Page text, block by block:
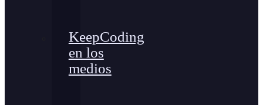
KeepCoding
en los
medios